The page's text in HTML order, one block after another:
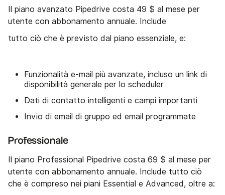
Il piano avanzato Pipedrive costa 49 $ al mese per
utente con abbonamento annuale. Include
tutto ciò che è previsto dal piano essenziale, e:
Funzionalità e-mail più avanzate, incluso un link di
disponibilità generale per lo scheduler
Dati di contatto intelligenti e campi importanti
Invio di email di gruppo ed email programmate
Professionale
Il piano Professional Pipedrive costa 69 $ al mese per
utente con abbonamento annuale. Include tutto ciò
che è compreso nei piani Essential e Advanced, oltre a: